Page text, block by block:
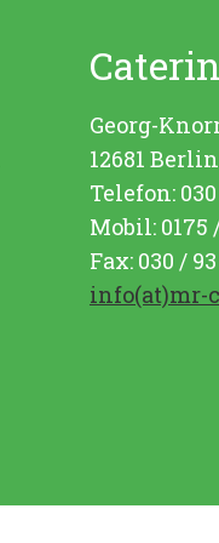
Georg-
12681 Berlin
Telefon:
Mobil: 0175
Fax: 030 /
info(at)mr-